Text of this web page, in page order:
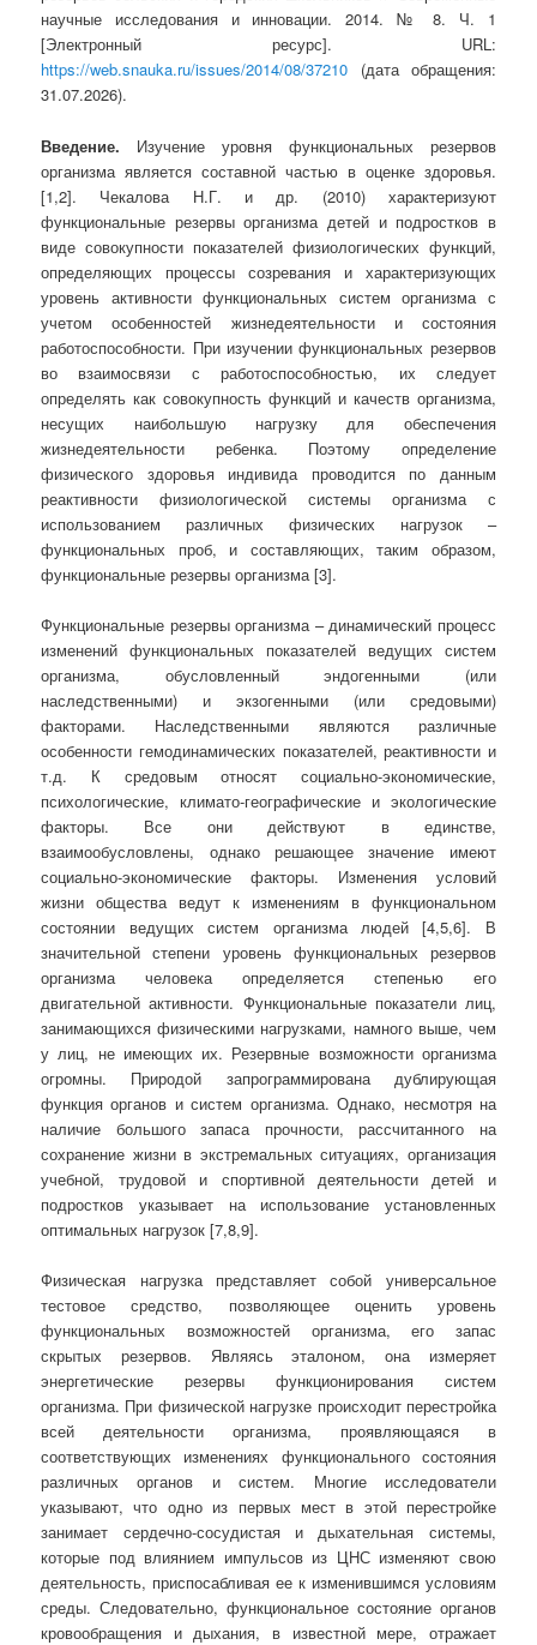
научные исследования и инновации. 2014. № 8. Ч. 1
[Электронный ресурс]. URL:
https://web.snauka.ru/issues/2014/08/37210 (дата обращения:
31.07.2026).
Введение. Изучение уровня функциональных резервов
организма является составной частью в оценке здоровья.
[1,2]. Чекалова Н.Г. и др. (2010) характеризуют
функциональные резервы организма детей и подростков в
виде совокупности показателей физиологических функций,
определяющих процессы созревания и характеризующих
уровень активности функциональных систем организма с
учетом особенностей жизнедеятельности и состояния
работоспособности. При изучении функциональных резервов
во взаимосвязи с работоспособностью, их следует
определять как совокупность функций и качеств организма,
несущих наибольшую нагрузку для обеспечения
жизнедеятельности ребенка. Поэтому определение
физического здоровья индивида проводится по данным
реактивности физиологической системы организма с
использованием различных физических нагрузок –
функциональных проб, и составляющих, таким образом,
функциональные резервы организма [3].
Функциональные резервы организма – динамический процесс
изменений функциональных показателей ведущих систем
организма, обусловленный эндогенными (или
наследственными) и экзогенными (или средовыми)
факторами. Наследственными являются различные
особенности гемодинамических показателей, реактивности и
т.д. К средовым относят социально-экономические,
психологические, климато-географические и экологические
факторы. Все они действуют в единстве,
взаимообусловлены, однако решающее значение имеют
социально-экономические факторы. Изменения условий
жизни общества ведут к изменениям в функциональном
состоянии ведущих систем организма людей [4,5,6]. В
значительной степени уровень функциональных резервов
организма человека определяется степенью его
двигательной активности. Функциональные показатели лиц,
занимающихся физическими нагрузками, намного выше, чем
у лиц, не имеющих их. Резервные возможности организма
огромны. Природой запрограммирована дублирующая
функция органов и систем организма. Однако, несмотря на
наличие большого запаса прочности, рассчитанного на
сохранение жизни в экстремальных ситуациях, организация
учебной, трудовой и спортивной деятельности детей и
подростков указывает на использование установленных
оптимальных нагрузок [7,8,9].
Физическая нагрузка представляет собой универсальное
тестовое средство, позволяющее оценить уровень
функциональных возможностей организма, его запас
скрытых резервов. Являясь эталоном, она измеряет
энергетические резервы функционирования систем
организма. При физической нагрузке происходит перестройка
всей деятельности организма, проявляющаяся в
соответствующих изменениях функционального состояния
различных органов и систем. Многие исследователи
указывают, что одно из первых мест в этой перестройке
занимает сердечно-сосудистая и дыхательная системы,
которые под влиянием импульсов из ЦНС изменяют свою
деятельность, приспосабливая ее к изменившимся условиям
среды. Следовательно, функциональное состояние органов
кровообращения и дыхания, в известной мере, отражает